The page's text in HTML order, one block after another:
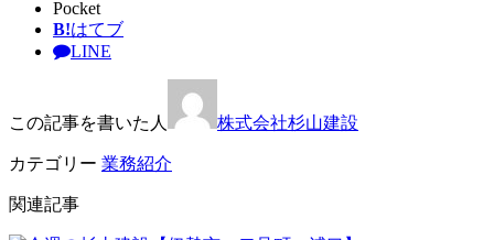
Pocket
B!はてブ
LINE
この記事を書いた人 株式会社杉山建設
カテゴリー 業務紹介
関連記事